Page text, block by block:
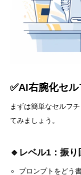
✅AI右腕化セル
まずは簡単なセルフ
てみましょう。
🔹レベル1：振
プロンプトをどう